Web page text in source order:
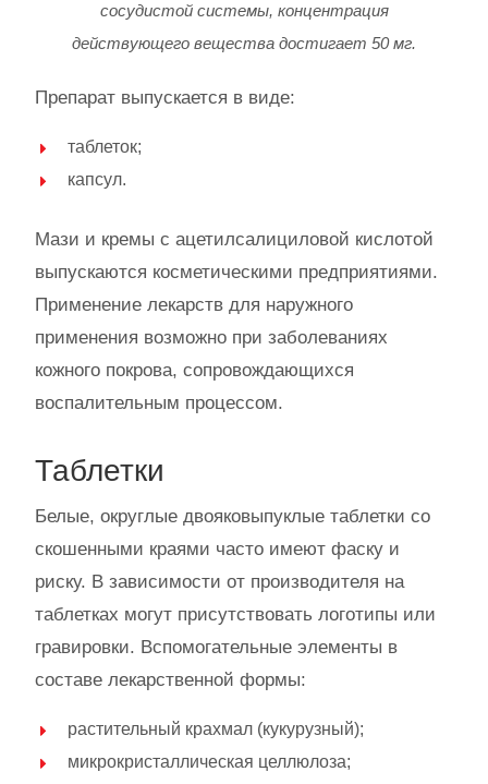
сосудистой системы, концентрация
действующего вещества достигает 50 мг.
Препарат выпускается в виде:
таблеток;
капсул.
Мази и кремы с ацетилсалициловой кислотой
выпускаются косметическими предприятиями.
Применение лекарств для наружного
применения возможно при заболеваниях
кожного покрова, сопровождающихся
воспалительным процессом.
Таблетки
Белые, округлые двояковыпуклые таблетки со
скошенными краями часто имеют фаску и
риску. В зависимости от производителя на
таблетках могут присутствовать логотипы или
гравировки. Вспомогательные элементы в
составе лекарственной формы:
растительный крахмал (кукурузный);
микрокристаллическая целлюлоза;